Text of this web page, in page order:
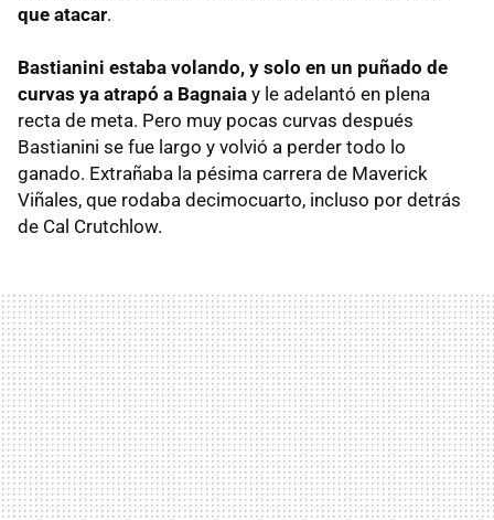
que atacar.
Bastianini estaba volando, y solo en un puñado de
curvas ya atrapó a Bagnaia y le adelantó en plena
recta de meta. Pero muy pocas curvas después
Bastianini se fue largo y volvió a perder todo lo
ganado. Extrañaba la pésima carrera de Maverick
Viñales, que rodaba decimocuarto, incluso por detrás
de Cal Crutchlow.